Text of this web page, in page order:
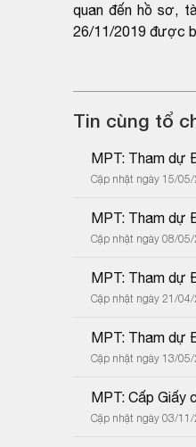
quan đến hồ sơ,
26/11/2019 được
Tin cùng tổ
MPT: Tham dự
Cập nhật ngày 15/
MPT: Tham dự
Cập nhật ngày 08/
MPT: Tham dự
Cập nhật ngày 21/
MPT: Tham dự
Cập nhật ngày 13/
MPT: Cấp Giấy
Cập nhật ngày 03/